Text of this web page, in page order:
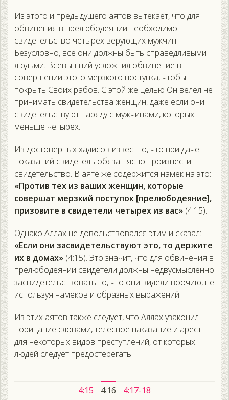
Из этого и предыдущего аятов вытекает, что для
обвинения в прелюбодеянии необходимо
свидетельство четырех верующих мужчин.
Безусловно, все они должны быть справедливыми
людьми. Всевышний усложнил обвинение в
совершении этого мерзкого поступка, чтобы
покрыть Своих рабов. С этой же целью Он велел не
принимать свидетельства женщин, даже если они
свидетельствуют наряду с мужчинами, которых
меньше четырех.
Из достоверных хадисов известно, что при даче
показаний свидетель обязан ясно произнести
свидетельство. В аяте же содержится намек на это:
«Против тех из ваших женщин, которые
совершат мерзкий поступок [прелюбодеяние],
призовите в свидетели четырех из вас» (4:15).
Однако Аллах не довольствовался этим и сказал:
«Если они засвидетельствуют это, то держите
их в домах» (4:15). Это значит, что для обвинения в
прелюбодеянии свидетели должны недвусмысленно
засвидетельствовать то, что они видели воочию, не
используя намеков и образных выражений.
Из этих аятов также следует, что Аллах узаконил
порицание словами, телесное наказание и арест
для некоторых видов преступлений, от которых
людей следует предостерегать.
4:15 4:16 4:17-18